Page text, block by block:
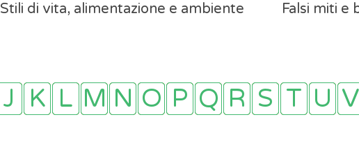
Stili di vita, alimentazione e ambiente Falsi miti e